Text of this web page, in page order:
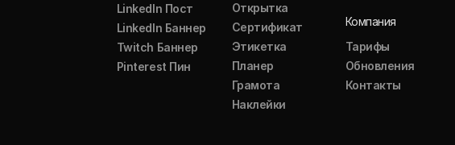
LinkedIn Пост
LinkedIn Баннер
Twitch Баннер
Pinterest Пин
Открытка
Сертификат
Этикетка
Планер
Грамота
Наклейки
Компания
Тарифы
Обновления
Контакты